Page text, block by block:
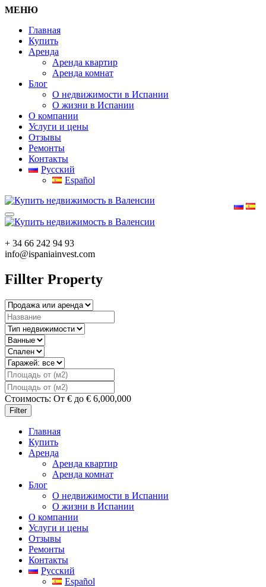
МЕНЮ
Главная
Купить
Аренда
Аренда квартир
Аренда комнат
Блог
О недвижимости в Испании
О жизни в Испании
О компании
Услуги и цены
Отзывы
Ремонты
Контакты
Русский
Español
+ 34 66 242 94 93
info@ispaniainvest.com
Fillter Property
Стоимость: От € до € 6,000,000
Filter
Главная
Купить
Аренда
Аренда квартир
Аренда комнат
Блог
О недвижимости в Испании
О жизни в Испании
О компании
Услуги и цены
Отзывы
Ремонты
Контакты
Русский
Español